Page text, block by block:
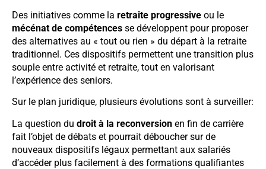
Des initiatives comme la retraite progressive ou le
mécénat de compétences se développent pour proposer
des alternatives au « tout ou rien » du départ à la retraite
traditionnel. Ces dispositifs permettent une transition plus
souple entre activité et retraite, tout en valorisant
l’expérience des seniors.
Sur le plan juridique, plusieurs évolutions sont à surveiller:
La question du droit à la reconversion en fin de carrière
fait l’objet de débats et pourrait déboucher sur de
nouveaux dispositifs légaux permettant aux salariés
d’accéder plus facilement à des formations qualifiantes